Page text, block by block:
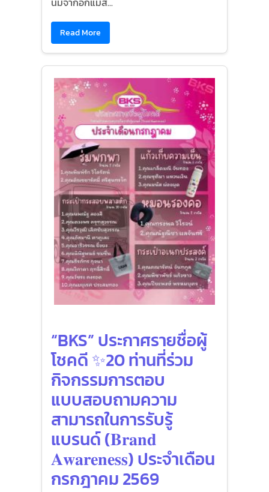
Read More
“BKS” ประกาศรายชื่อผู้
โชคดี ✨20 ท่านที่ร่วม
กิจกรรมการตอบ
แบบสอบถามความ
สามารถในการรับรู้
แบรนด์ (𝐁𝐫𝐚𝐧𝐝
𝐀𝐰𝐚𝐫𝐞𝐧𝐞𝐬𝐬) ประจำเดือน
กรกฎาคม 2569